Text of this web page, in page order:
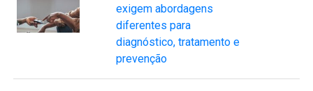
exigem abordagens
diferentes para
diagnóstico, tratamento e
prevenção